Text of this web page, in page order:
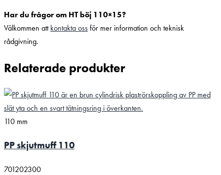
Har du frågor om HT böj 110×15?
Välkommen attkontakta ossför mer information och teknisk
rådgivning.
Relaterade produkter
110 mm
PP skjutmuff 110
701202300